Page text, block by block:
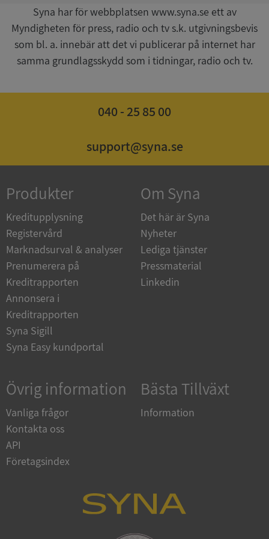
Syna har för webbplatsen www.syna.se ett av
Myndigheten för press, radio och tv s.k. utgivningsbevis
som bl. a. innebär att det vi publicerar på internet har
samma grundlagsskydd som i tidningar, radio och tv.
040 - 25 85 00
support@syna.se
Produkter
Kreditupplysning
Registervård
Marknadsurval & analyser
Prenumerera på
Kreditrapporten
Annonsera i
Kreditrapporten
Syna Sigill
Syna Easy kundportal
Om Syna
Det här är Syna
Nyheter
Lediga tjänster
Pressmaterial
Linkedin
Övrig information
Vanliga frågor
Kontakta oss
API
Företagsindex
Bästa Tillväxt
Information
Corporation
Corporation
.syna.se
__RequestVerificationToken
Microsoft